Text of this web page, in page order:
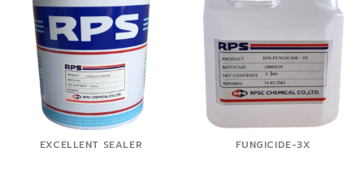
EXCELLENT SEALER FUNGICIDE-3X